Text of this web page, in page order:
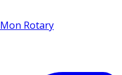
Mon Rotary